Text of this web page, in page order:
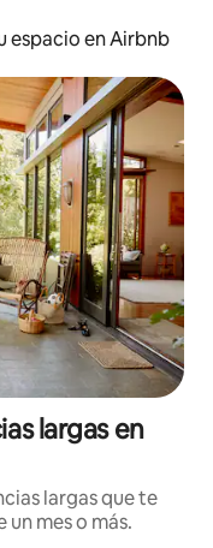
espacio en Airbnb
largas en
largas que te
mes o más.